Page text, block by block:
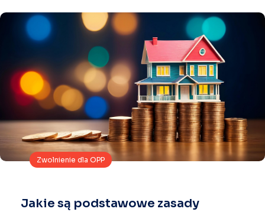
Zwolnienie dla OPP
Jakie są podstawowe zasady